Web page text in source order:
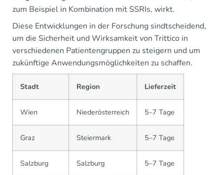
zum Beispiel in Kombination mit SSRIs, wirkt.
Diese Entwicklungen in der Forschung sindtscheidend,
um die Sicherheit und Wirksamkeit von Trittico in
verschiedenen Patientengruppen zu steigern und um
zukünftige Anwendungsmöglichkeiten zu schaffen.
Stadt Region Lieferzeit
Wien Niederösterreich 5–7 Tage
Graz Steiermark 5–7 Tage
Salzburg Salzburg 5–7 Tage